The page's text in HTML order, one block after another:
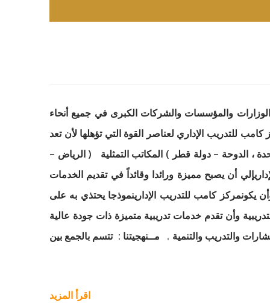
إلى الكثير من الوزارات والمؤسسات والشركات الكبرى في جميع أنحاء
للتدريب الإداري لعناصر القوة التي تؤهلها لأن تعد
، الدوحة – دولة قطر ) المكاتب التمثلية ( الرياض –
أن يصبح مميزة ورائدا وقائداً في تقديم الخدمات
يكونمركز كامب للتدريب الإدارينموذجا يحتذي به على
وأن تقدم خدمات تدريبية متميزة ذات جودة عالية
والتدريب والتنمية . مــنهجيتنا : تتسم بالجمع بين
اقرأ المزيد